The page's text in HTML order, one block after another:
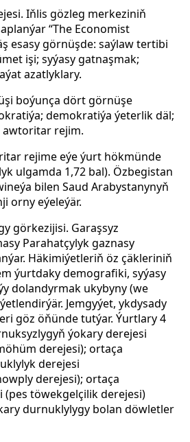
Iňlis gözleg merkeziniň
“The Economist
esasy görnüşde: saýlaw tertibi
işi; syýasy gatnaşmak;
azatlyklary.
boýunça dört görnüşe
demokratiýa ýeterlik däl;
awtoritar rejim.
rejime eýe ýurt hökmünde
ulgamda 1,72 bal). Özbegistan
bilen Saud Arabystanynyň
orny eýeleýär.
görkezijisi. Garaşsyz
Parahatçylyk gaznasy
Häkimiýetleriň öz çäkleriniň
ýurtdaky demografiki, syýasy
dolandyrmak ukybyny (we
Jemgyýet, ykdysady
göz öňünde tutýar. Ýurtlary 4
ýokary derejesi
derejesi); ortaça
derejesi
derejesi); ortaça
töwekgelçilik derejesi)
durnuklylygy bolan döwletler